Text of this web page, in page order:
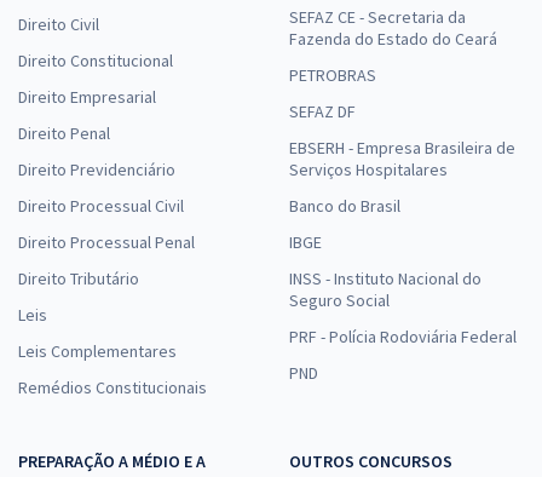
Direito Civil
Direito Constitucional
Direito Empresarial
Direito Penal
Direito Previdenciário
Direito Processual Civil
Direito Processual Penal
Direito Tributário
Leis
Leis Complementares
Remédios Constitucionais
SEFAZ CE - Secretaria da
Fazenda do Estado do Ceará
PETROBRAS
SEFAZ DF
EBSERH - Empresa Brasileira de
Serviços Hospitalares
Banco do Brasil
IBGE
INSS - Instituto Nacional do
Seguro Social
PRF - Polícia Rodoviária Federal
PND
PREPARAÇÃO A MÉDIO E A
OUTROS CONCURSOS